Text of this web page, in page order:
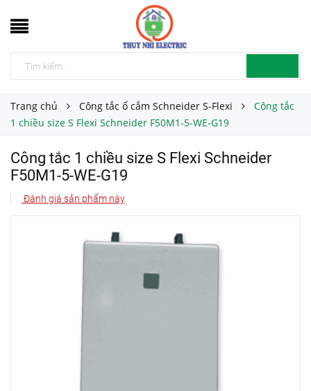
Trang chủ Công tắc ổ cắm Schneider S-Flexi
Công tắc
1 chiều size S Flexi Schneider F50M1-5-WE-G19
Công tắc 1 chiều size S Flexi Schneider
F50M1-5-WE-G19
Đánh giá sản phẩm này